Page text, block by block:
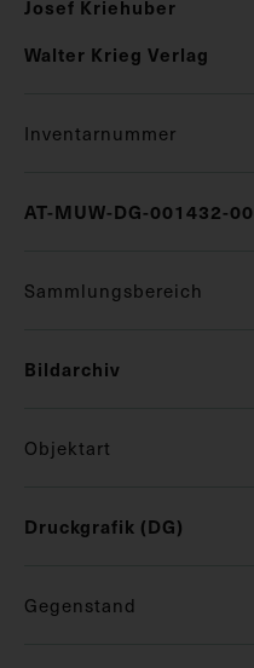
Josef Kriehuber
Walter Krieg Verlag
Inventarnummer
AT-MUW-DG-001432-
Sammlungsbereich
Bildarchiv
Objektart
Druckgrafik (DG)
Gegenstand